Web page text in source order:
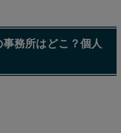
務所はどこ？個人